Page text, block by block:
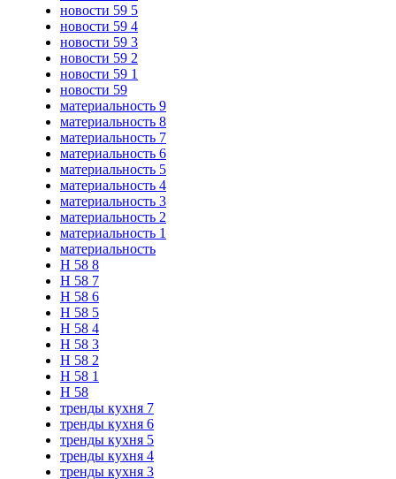
новости 59 5
новости 59 4
новости 59 3
новости 59 2
новости 59 1
новости 59
материальность 9
материальность 8
материальность 7
материальность 6
материальность 5
материальность 4
материальность 3
материальность 2
материальность 1
материальность
Н 58 8
Н 58 7
Н 58 6
Н 58 5
Н 58 4
Н 58 3
Н 58 2
Н 58 1
Н 58
тренды кухня 7
тренды кухня 6
тренды кухня 5
тренды кухня 4
тренды кухня 3